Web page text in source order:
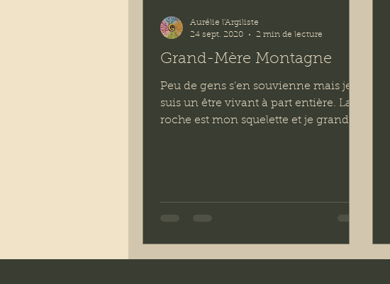
Grand-Mère Montagne
Peu de gens s’en souvienne mais je
suis un être vivant à part entière. La
roche est mon squelette et je grandis
Aurélie l'Argiliste
24 sept. 2020
2 min de lecture